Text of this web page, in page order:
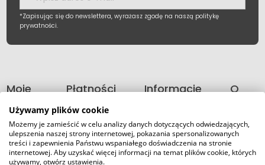
*Zapisując się do newslettera, wyrażasz zgodę na naszą politykę
prywatności.
Moje
Płatności
dostawa
Informacje
O
Używamy plików cookie
Możemy je zamieścić w celu analizy danych dotyczących odwiedzających,
ulepszenia naszej strony internetowej, pokazania spersonalizowanych
treści i zapewnienia Państwu wspaniałego doświadczenia na stronie
internetowej. Aby uzyskać więcej informacji na temat plików cookie, których
używamy, otwórz ustawienia.